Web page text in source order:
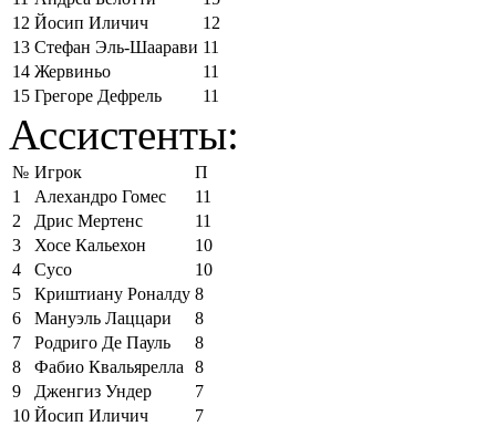
12 Йосип Иличич
12
13 Стефан Эль-Шаарави 11
14 Жервиньо
11
15 Грегоре Дефрель 11
Ассистенты:
№ Игрок
П
1
Алехандро Гомес
11
2
Дрис Мертенс
11
3
Хосе Кальехон
10
4
Сусо
10
5
Криштиану Роналду 8
6
Мануэль Лаццари
8
7
Родриго Де Пауль
8
8
Фабио Квальярелла
8
9
Дженгиз Ундер
7
10 Йосип Иличич
7